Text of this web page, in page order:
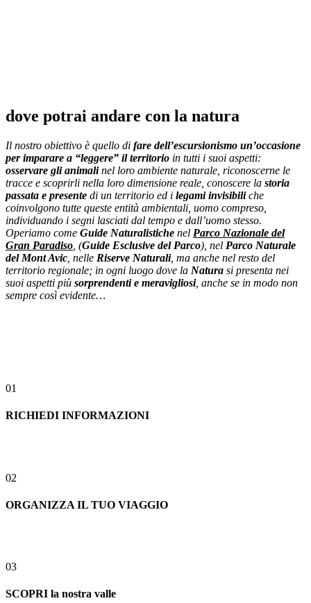
dove potrai andare con la natura
Il nostro obiettivo è quello di fare dell’escursionismo un’occasione
per imparare a “leggere” il territorio in tutti i suoi aspetti:
osservare gli animalinel loro ambiente naturale, riconoscerne le
tracce e scoprirli nella loro dimensione reale, conoscere la storia
passata e presente di un territorio ed i legami invisibiliche
coinvolgono tutte queste entità ambientali, uomo compreso,
individuando i segni lasciati dal tempo e dall’uomo stesso.
Operiamo come Guide Naturalistiche nel Parco Nazionale del
Gran Paradiso , (Guide Esclusive del Parco), nel Parco Naturale
del Mont Avic , nelle Riserve Naturali, ma anche nel resto del
territorio regionale; in ogni luogo dove la Natura si presenta nei
suoi aspetti più sorprendenti e meravigliosi, anche se in modo non
sempre così evidente…
01
RICHIEDI INFORMAZIONI
02
ORGANIZZA IL TUO VIAGGIO
03
SCOPRI la nostra valle